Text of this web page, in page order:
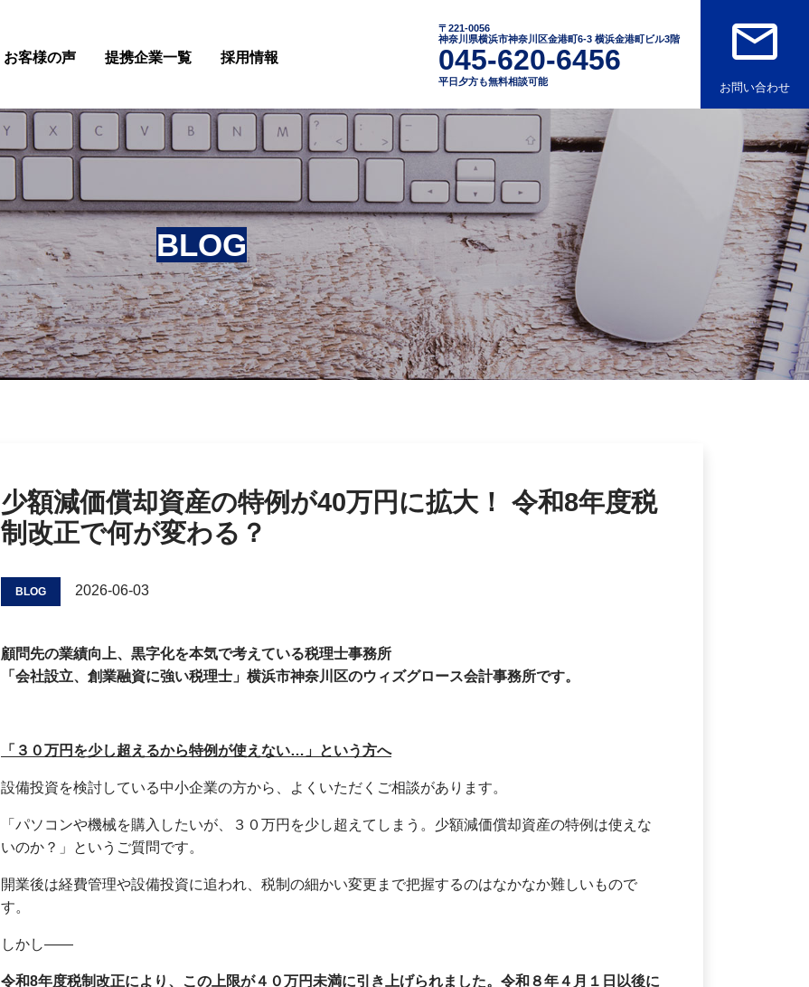
お客様の声 提携企業一覧 採用情報
〒221-0056
神奈川県横浜市神奈川区金港町6-3 横浜金港町ビル3階
045-620-6456
平日夕方も無料相談可能
mail_outline
お問い合わせ
BLOG
少額減価償却資産の特例が40万円に拡大！ 令和8年度税
制改正で何が変わる？
BLOG 2026-06-03
顧問先の業績向上、黒字化を本気で考えている税理士事務所
「会社設立、創業融資に強い税理士」横浜市神奈川区のウィズグロース会計事務所です。
「３０万円を少し超えるから特例が使えない…」という方へ
設備投資を検討している中小企業の方から、よくいただくご相談があります。
「パソコンや機械を購入したいが、３０万円を少し超えてしまう。少額減価償却資産の特例は使えな
いのか？」というご質問です。
開業後は経費管理や設備投資に追われ、税制の細かい変更まで把握するのはなかなか難しいもので
す。
しかし――
令和8年度税制改正により、この上限が４０万円未満に引き上げられました。令和８年４月１日以後に